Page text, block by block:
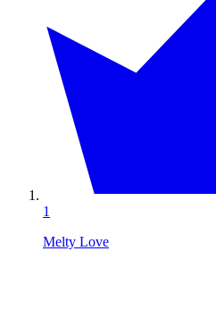
1
Melty Love